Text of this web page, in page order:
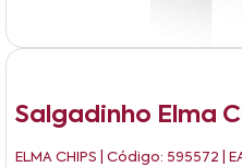
Salgadinho Elma
ELMA CHIPS | Código: 595572 |